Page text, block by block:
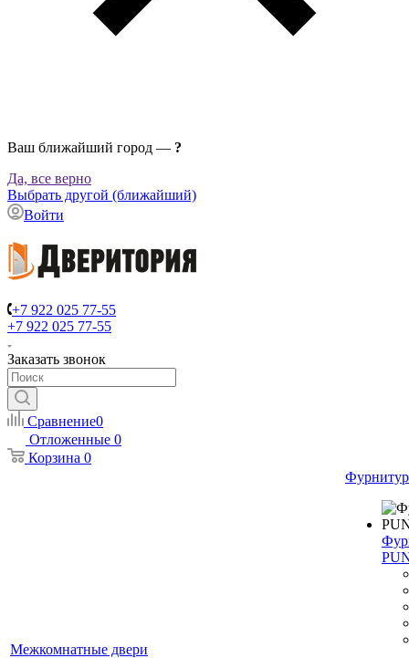
Ваш ближайший город — ?
Да, все верно
Выбрать другой (ближайший)
Войти
+7 922 025 77-55
+7 922 025 77-55
Заказать звонок
Сравнение0
Отложенные 0
Корзина 0
Межкомнатные двери